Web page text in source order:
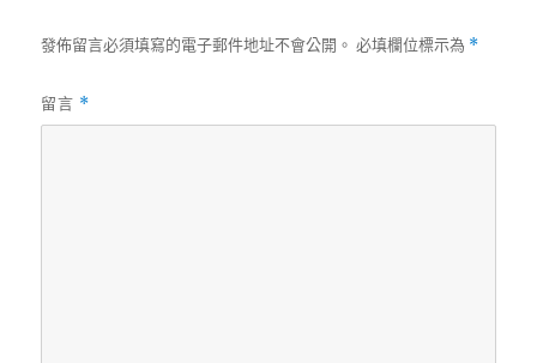
發佈留言必須填寫的電子郵件地址不會公開。 必填欄位標示為 *
留言 *